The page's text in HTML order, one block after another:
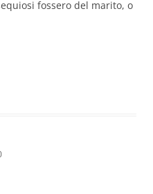
fossero del marito, o